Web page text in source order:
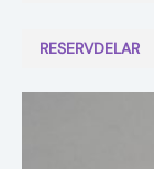
RESERVDELAR